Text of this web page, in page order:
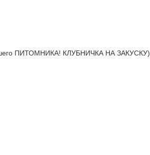
ПИТОМНИКА! КЛУБНИЧКА НА ЗАКУСКУ)